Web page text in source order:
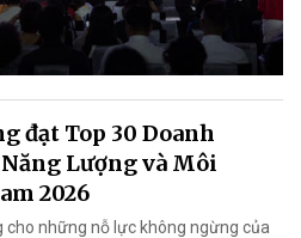
đạt Top 30 Doanh
Lượng và Môi
2026
những nỗ lực không ngừng của